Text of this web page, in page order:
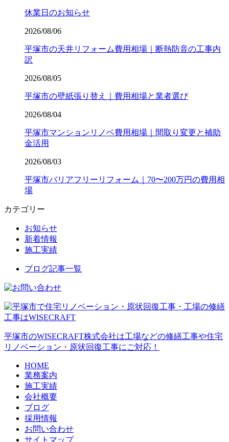
休業日のお知らせ
2026/08/06
平塚市の天井リフォーム費用相場｜断熱防音の工事内
訳
2026/08/05
平塚市の壁紙張り替え｜費用相場と業者選び
2026/08/04
平塚市マンションリノベ費用相場｜間取り変更と補助
金活用
2026/08/03
平塚市バリアフリーリフォーム｜70〜200万円の費用相
場
カテゴリー
お知らせ
新着情報
施工実績
ブログ記事一覧
平塚市のWISECRAFT株式会社は工場などの修繕工事や住宅
リノベーション・原状回復工事にご対応！
HOME
業務案内
施工実績
会社概要
ブログ
採用情報
お問い合わせ
サイトマップ